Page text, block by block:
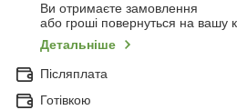
Ви отримаєте замовлення
або гроші повернуться на вашу
Детальніше
Післяплата
Готівкою